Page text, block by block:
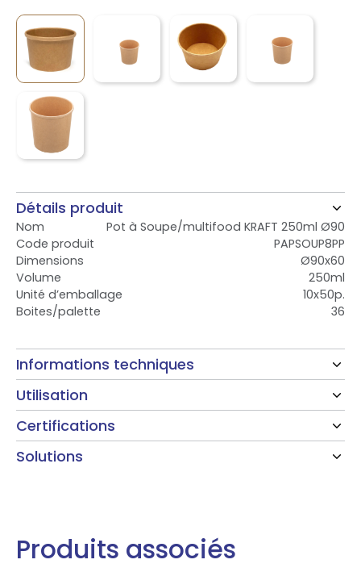
Détails produit
Nom
Pot à Soupe/multifood KRAFT 250ml Ø90
Code produit
PAPSOUP8PP
Dimensions
Ø90x60
Volume
250ml
Unité d’emballage
10x50p.
Boites/palette
36
Informations techniques
Utilisation
Certifications
Solutions
Produits associés